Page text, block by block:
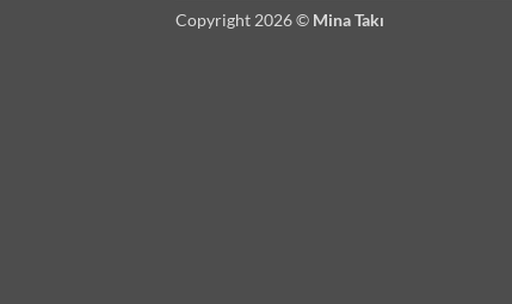
Copyright 2026 © Mina Takı